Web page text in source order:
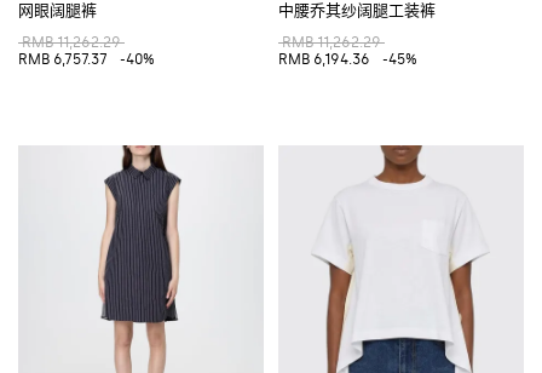
网眼阔腿裤
RMB 11,262.29
RMB 6,757.37
-40%
中腰乔其纱阔腿工装裤
RMB 11,262.29
RMB 6,194.36
-45%